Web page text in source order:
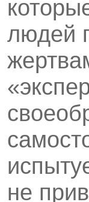
людей
не